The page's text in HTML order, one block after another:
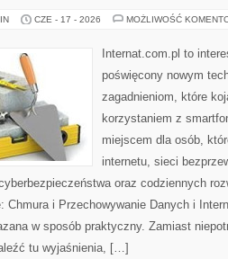
CZE - 17 - 2026 MOŻLIWOŚĆ
Internat.com.pl to
poświęcony nowym
zagadnieniom, które
korzystaniem z
miejscem dla osób,
internetu, sieci
oraz codziennych
Chmura i Przechowywanie Danych i
w sposób praktyczny. Zamiast
tu wyjaśnienia, […]